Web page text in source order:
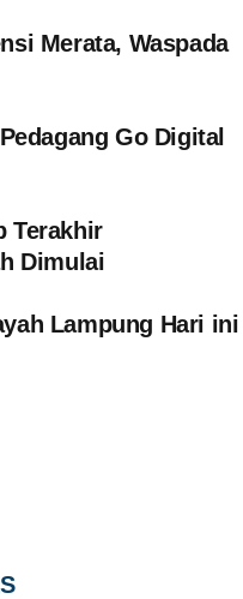
Merata, Waspada
Go Digital
Terakhir
Dimulai
Lampung Hari ini